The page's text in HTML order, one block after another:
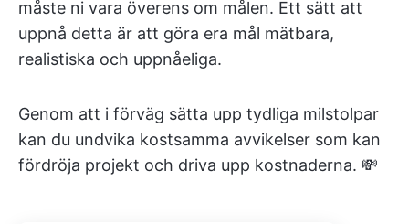
måste ni vara överens om målen. Ett sätt att
uppnå detta är att göra era mål mätbara,
realistiska och uppnåeliga.
Genom att i förväg sätta upp tydliga milstolpar
kan du undvika kostsamma avvikelser som kan
fördröja projekt och driva upp kostnaderna. 💸